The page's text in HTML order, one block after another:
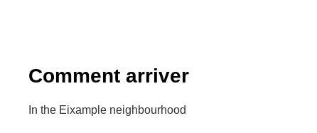
Comment arriver
In the Eixample neighbourhood